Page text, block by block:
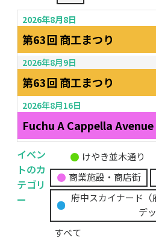
2026年8月8日
第63回 商工まつり
2026年8月9日
第63回 商工まつり
2026年8月16日
Fuchu A Cappella
イベン
トのカ
テゴリ
ー
題
の
カ
テ
ゴ
けやき並木通り
商業施設・商店街
府中スカイナード（
デ
すべて